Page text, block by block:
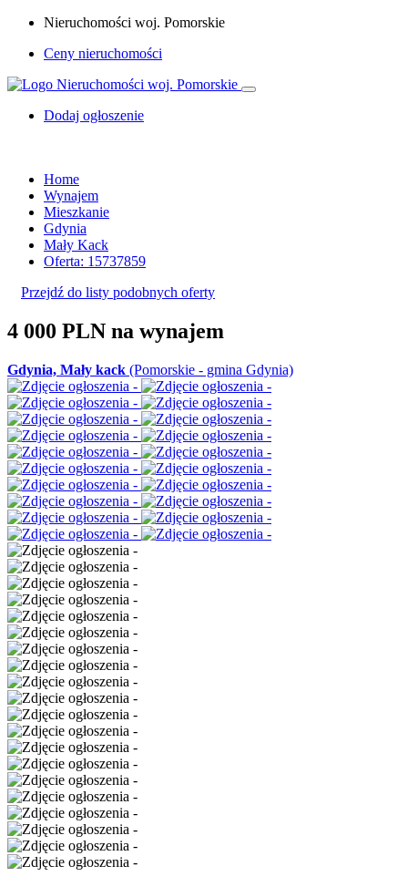
Nieruchomości woj. Pomorskie
Ceny nieruchomości
Dodaj ogłoszenie
Home
Wynajem
Mieszkanie
Gdynia
Mały Kack
Oferta: 15737859
Przejdź do listy podobnych oferty
4 000 PLN na wynajem
Gdynia, Mały kack (Pomorskie - gmina Gdynia)